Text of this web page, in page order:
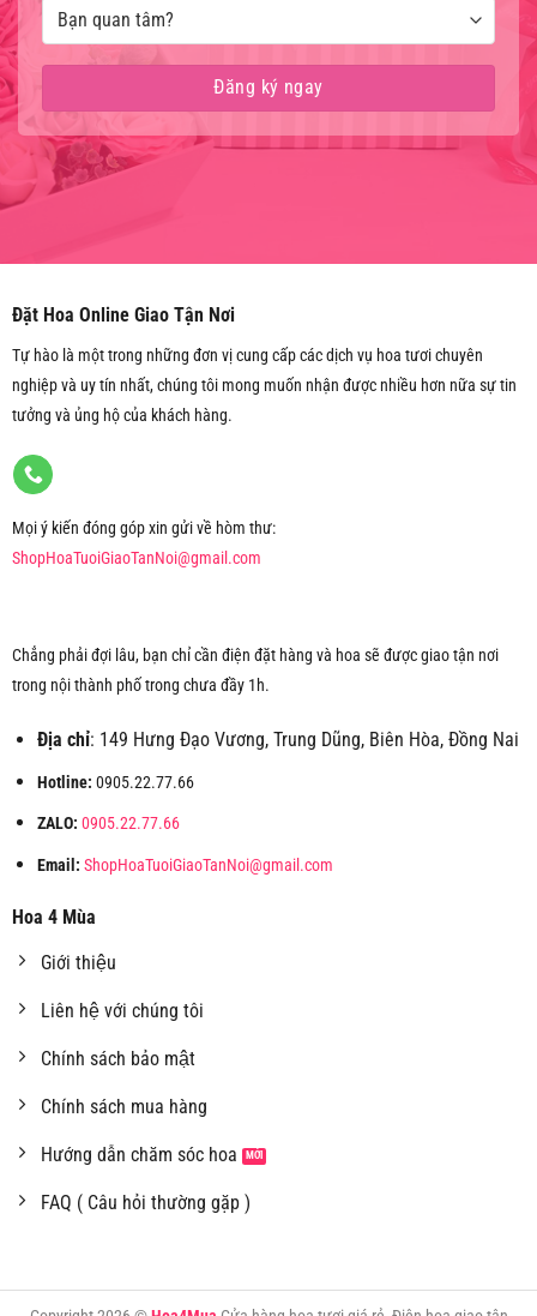
Đặt Hoa Online Giao Tận Nơi
Tự hào là một trong những đơn vị cung cấp các dịch vụ hoa tươi chuyên
nghiệp và uy tín nhất, chúng tôi mong muốn nhận được nhiều hơn nữa sự tin
tưởng và ủng hộ của khách hàng.
Mọi ý kiến đóng góp xin gửi về hòm thư:
ShopHoaTuoiGiaoTanNoi@gmail.com
Chẳng phải đợi lâu, bạn chỉ cần điện đặt hàng và hoa sẽ được giao tận nơi
trong nội thành phố trong chưa đầy 1h.
Địa chỉ: 149 Hưng Đạo Vương, Trung Dũng, Biên Hòa, Đồng Nai
Hotline: 0905.22.77.66
ZALO: 0905.22.77.66
Email: ShopHoaTuoiGiaoTanNoi@gmail.com
Hoa 4 Mùa
Giới thiệu
Liên hệ với chúng tôi
Chính sách bảo mật
Chính sách mua hàng
Hướng dẫn chăm sóc hoa
FAQ ( Câu hỏi thường gặp )